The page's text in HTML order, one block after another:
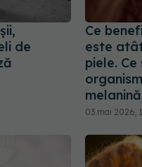
de
Ce
este
piele.
melanină
03 mai 2026,